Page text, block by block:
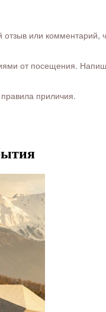
отзыв или
от посещения.
приличия.